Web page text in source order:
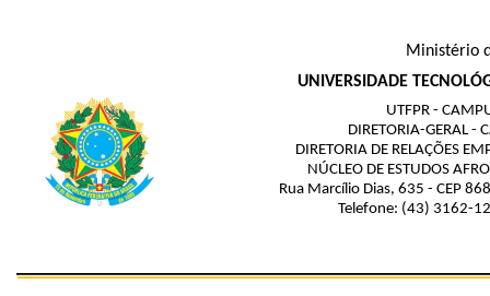
Ministério
UNIVERSIDADE
UTFPR -
DIRETORIA-GERAL -
DIRETORIA DE RELAÇÕES
NÚCLEO DE ESTUDOS
Rua Marcílio Dias, 635 - CEP
Telefone: (43) 3162-